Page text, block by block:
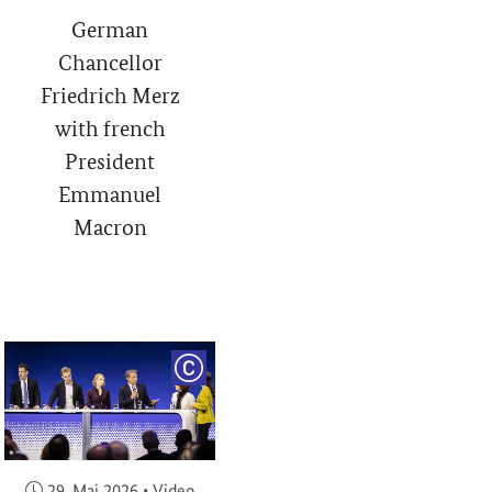
German
Chancellor
Friedrich Merz
with french
President
Emmanuel
Macron
COPYRIGHT